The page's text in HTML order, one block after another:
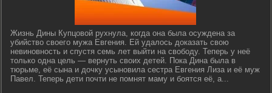
Жизнь Дины Купцовой рухнула, когда она была осуждена за
убийство своего мужа Евгения. Ей удалось доказать свою
невиновность и спустя семь лет выйти на свободу. Теперь у неё
только одна цель — вернуть своих детей. Пока Дина была в
тюрьме, её сына и дочку усыновила сестра Евгения Лиза и её муж
Павел. Теперь дети почти не помнят маму и боятся её, а...